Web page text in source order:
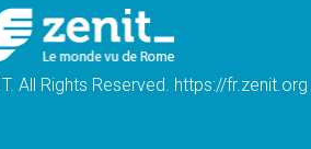
et confucéens: respect et sagesse
les «défis urgents»
All Rights Reserved. https://fr.zenit.org